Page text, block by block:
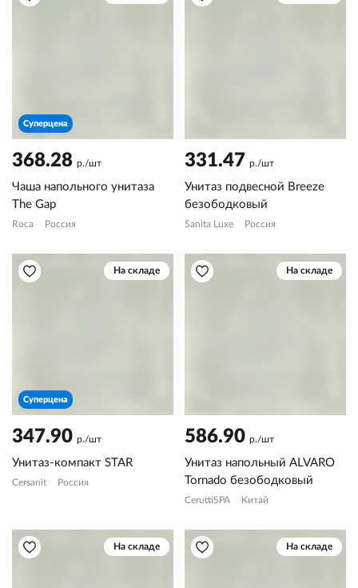
Суперцена
368.28 р./шт
Чаша напольного унитаза
The Gap
Roca Россия
331.47 р./шт
Унитаз подвесной Breeze
безободковый
Sanita Luxe Россия
На складе
Суперцена
347.90 р./шт
Унитаз-компакт STAR
Cersanit Россия
На складе
586.90 р./шт
Унитаз напольный ALVARO
Tornado безободковый
CeruttiSPA Китай
На складе На складе